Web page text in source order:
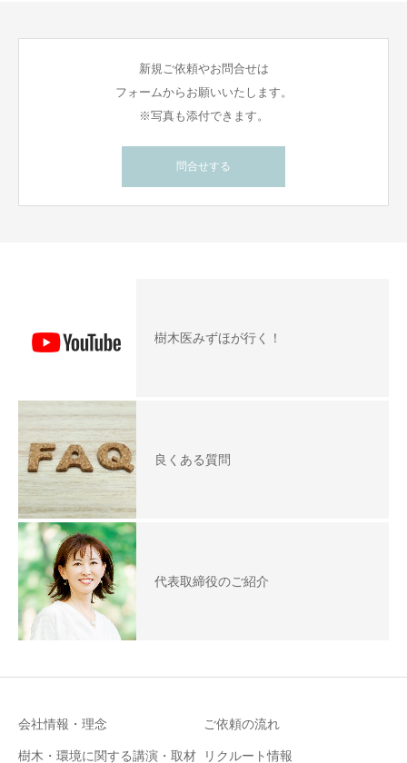
新規ご依頼やお問合せは
フォームからお願いいたします。
※写真も添付できます。
問合せする
樹木医みずほが行く！
良くある質問
代表取締役のご紹介
会社情報・理念 ご依頼の流れ
樹木・環境に関する講演・取材 リクルート情報